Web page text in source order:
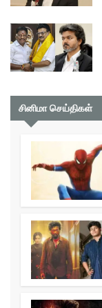
சினிமா செய்திகள்